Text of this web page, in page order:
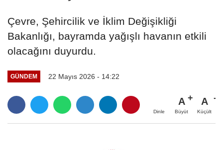
Çevre, Şehircilik ve İklim Değişikliği
Bakanlığı, bayramda yağışlı havanın etkili
olacağını duyurdu.
GÜNDEM 22 Mayıs 2026 - 14:22
Dinle
A
Büyüt
A
Küçült